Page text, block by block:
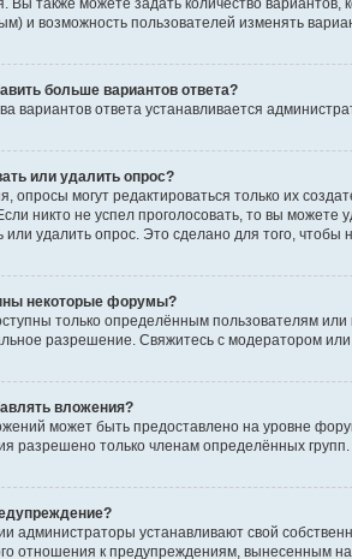
Вы также можете задать количество
и возможность пользователей изменять
больше вариантов ответа?
вариантов ответа устанавливается
или удалить опрос?
опросы могут редактироваться только их
никто не успел проголосовать, то вы
или удалить опрос. Это сделано для того,
некоторые форумы?
только определённым пользователям
разрешение. Свяжитесь с модератором
вложения?
может быть предоставлено на уровне
разрешено только членам определённых
администраторы устанавливают свой
отношения к предупреждениям, вынесенным